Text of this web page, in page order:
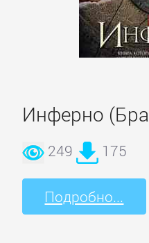
Инферно
249 175
Подробно...
Дом
и
Семья:
прочее